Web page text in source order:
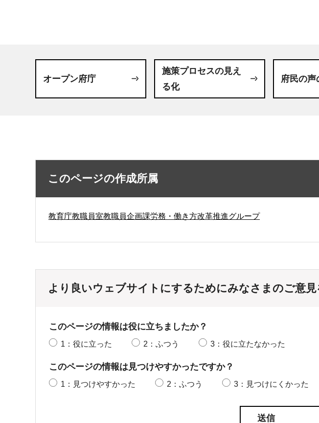
オープン府庁
施策プロセスの見え
る化
府民の
このページの作成所属
教育庁教職員室教職員企画課労務・働き方改革推進グループ
より良いウェブサイトにするためにみなさまのご意
このページの情報は役に立ちましたか？
1：役に立った 2：ふつう 3：役に立たなかった
このページの情報は見つけやすかったですか？
1：見つけやすかった 2：ふつう 3：見つけにくかった